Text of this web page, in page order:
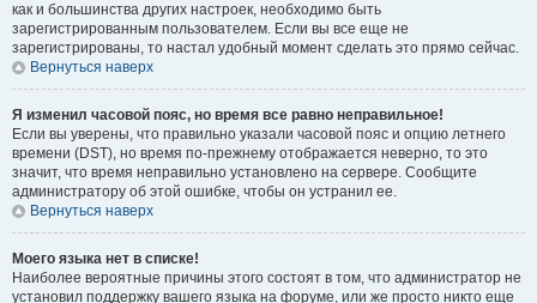
как и большинства других настроек, необходимо быть
зарегистрированным пользователем. Если вы все еще не
зарегистрированы, то настал удобный момент сделать это прямо сейчас.
Вернуться наверх
Я изменил часовой пояс, но время все равно неправильное!
Если вы уверены, что правильно указали часовой пояс и опцию летнего
времени (DST), но время по-прежнему отображается неверно, то это
значит, что время неправильно установлено на сервере. Сообщите
администратору об этой ошибке, чтобы он устранил ее.
Вернуться наверх
Моего языка нет в списке!
Наиболее вероятные причины этого состоят в том, что администратор не
установил поддержку вашего языка на форуме, или же просто никто еще